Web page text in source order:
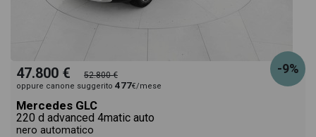
-9%
47.800 € 52.800 €
oppure canone suggerito 477€/mese
Mercedes GLC
220 d advanced 4matic auto
nero automatico